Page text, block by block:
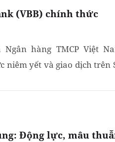
(VBB) chính thức
hàng TMCP Việt
niêm yết và giao dịch trên
Động lực, mâu